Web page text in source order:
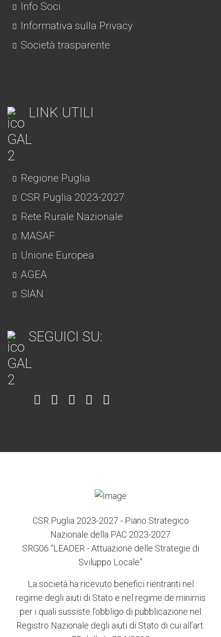
Info Soci
Informativa sulla Privacy
Società trasparente
LINK UTILI
Regione Puglia
CSR Puglia 2023-2027
Rete Rurale Nazionale
MASAF
Unione Europea
AGEA
SIAN
SEGUICI SU:
Item Item Item Item
CSR Puglia 2023-2027 - Piano Strategico
Nazionale della PAC 2023-2027
SRG06 “LEADER - Attuazione delle Strategie di
Sviluppo Locale”
La società ha ricevuto benefici rientranti nel
regime degli aiuti di Stato e nel regime de minimis
per i quali sussiste l’obbligo di pubblicazione nel
Registro Nazionale degli aiuti di Stato di cui all’art.